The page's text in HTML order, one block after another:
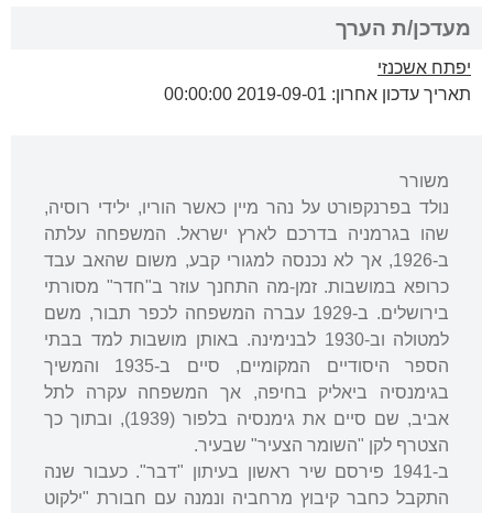
מעדכן/ת הערך
יפתח אשכנזי
תאריך עדכון אחרון: 2019-09-01 00:00:00
משורר
נולד בפרנקפורט על נהר מיין כאשר הוריו, ילידי רוסיה,
שהו בגרמניה בדרכם לארץ ישראל. המשפחה עלתה
ב-1926, אך לא נכנסה למגורי קבע, משום שהאב עבד
כרופא במושבות. זמן-מה התחנך עוזר ב"חדר" מסורתי
בירושלים. ב-1929 עברה המשפחה לכפר תבור, משם
למטולה וב-1930 לבנימינה. באותן מושבות למד בבתי
הספר היסודיים המקומיים, סיים ב-1935 והמשיך
בגימנסיה ביאליק בחיפה, אך המשפחה עקרה לתל
אביב, שם סיים את גימנסיה בלפור (1939), ובתוך כך
הצטרף לקן "השומר הצעיר" שבעיר.
ב-1941 פירסם שיר ראשון בעיתון "דבר". כעבור שנה
התקבל כחבר קיבוץ מרחביה ונמנה עם חבורת "ילקוט